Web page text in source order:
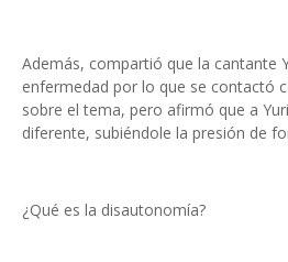
Además, compartió que la cantante
enfermedad por lo que se contactó
sobre el tema, pero afirmó que a
diferente, subiéndole la presión de
¿Qué es la disautonomía?